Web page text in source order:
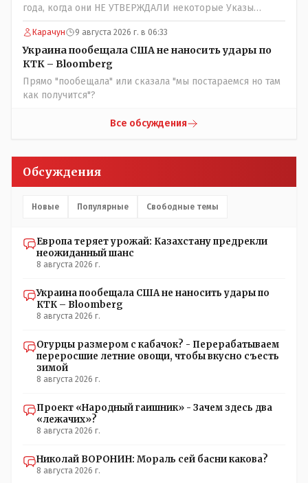
года, когда они НЕ УТВЕРЖДАЛИ некоторые Указы
Назарбаева, особенно в части выборов и перевыборов и
некоторых вопросах внутренней политики, и тогда
Назарбай волевым Указом РАСПУСТИЛ этот бунтарский
состав. Имя - Серикболсын Абдильдин вам знакомо -
юывший секретарь ЦК КП Казахстана , впоследствии -
депутат Верховного Совета и Мажлиса и Председатель
партии коммунстов- он в то время и после и причём
НЕОДНОКРАТНО, указывал и многократно на недостатки
Назарбая и предлагал ему самому ДОБРОВОЛЬНО уйти с
Карачун 9 августа 2026 г. в 06:33
Украина пообещала США не наносить удары по
КТК – Bloomberg
Прямо "пообещала" или сказала "мы постараемся но там
как получится"?
Все обсуждения
Обсуждения
Новые Популярные Свободные темы
Европа теряет урожай: Казахстану предрекли
неожиданный шанс
8 августа 2026 г.
Украина пообещала США не наносить удары по
КТК – Bloomberg
8 августа 2026 г.
Огурцы размером с кабачок? - Перерабатываем
переросшие летние овощи, чтобы вкусно съесть
зимой
8 августа 2026 г.
Проект «Народный гаишник» - Зачем здесь два
«лежачих»?
8 августа 2026 г.
Николай ВОРОНИН: Мораль сей басни какова?
8 августа 2026 г.